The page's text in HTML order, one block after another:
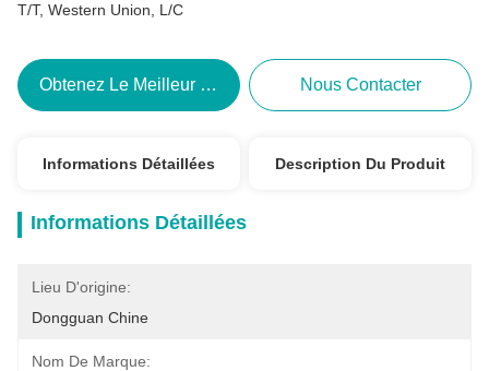
T/T, Western Union, L/C
Obtenez Le Meilleur Prix Nous Contacter
Informations Détaillées Description Du Produit
Informations Détaillées
Lieu D'origine:
Dongguan Chine
Nom De Marque: